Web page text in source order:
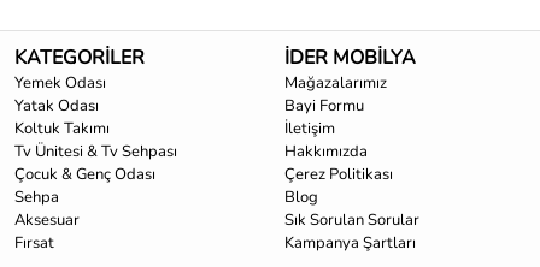
KATEGORİLER
Yemek Odası
Yatak Odası
Koltuk Takımı
Tv Ünitesi & Tv Sehpası
Çocuk & Genç Odası
Sehpa
Aksesuar
Fırsat
İDER MOBİLYA
Mağazalarımız
Bayi Formu
İletişim
Hakkımızda
Çerez Politikası
Blog
Sık Sorulan Sorular
Kampanya Şartları